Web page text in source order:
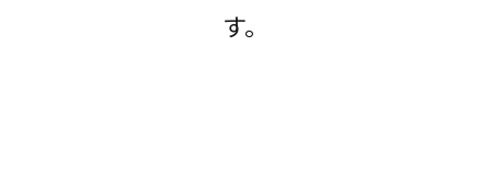
す。